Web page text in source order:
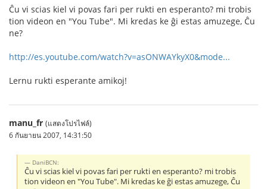
Ĉu vi scias kiel vi povas fari per rukti en esperanto? mi trobis
tion videon en "You Tube". Mi kredas ke ĝi estas amuzege, Ĉu
ne?
http://es.youtube.com/watch?v=asONWAYkyX0&mode...
Lernu rukti esperante amikoj!
manu_fr (แสดงโปรไฟล์)
6 กันยายน 2007, 14:31:50
DaniBCN:
Ĉu vi scias kiel vi povas fari per rukti en esperanto? mi trobis
tion videon en "You Tube". Mi kredas ke ĝi estas amuzege, Ĉu